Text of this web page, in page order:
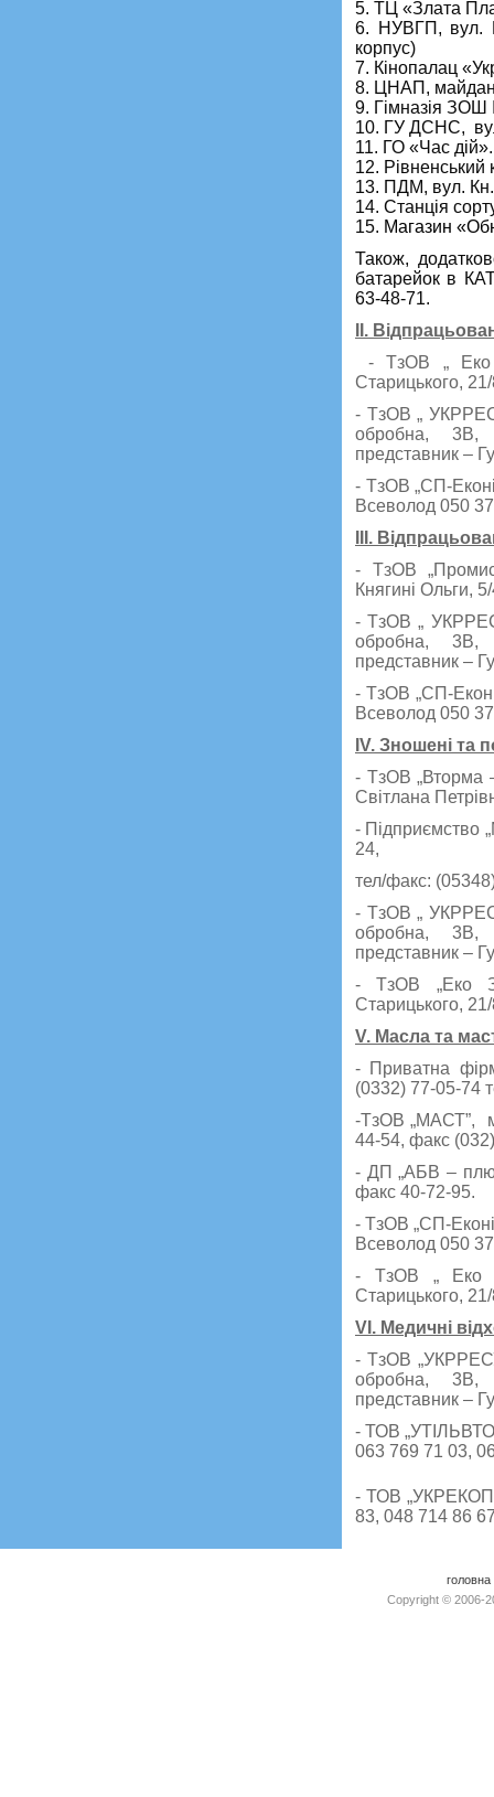
5. ТЦ «Злата
6. НУВГП, вул.
корпус)
7. Кінопалац
8. ЦНАП, майдан
9. Гімназія ЗОШ
10. ГУ ДСНС,
11. ГО «Час
12.
13. ПДМ, вул.
14. Станція
15. Магазин
Також,
бата­ре­йок в
63-48-71.
ІІ.
- ТзОВ „ Еко
Старицького,
- ТзОВ „
обробна, 3В,
представник –
- ТзОВ „СП-
Всеволод 050
ІІІ.
- ТзОВ
Княгині Ольги,
- ТзОВ „
обробна, 3В,
представник –
- ТзОВ „СП-
Всеволод 050
IV. Зношені та
- ТзОВ „Вторма
Світлана
- Підприємство
24,
тел/факс:
- ТзОВ „
обробна, 3В,
представник –
- ТзОВ „Еко
Старицького,
V. Масла та
- Приватна
(0332) 77-05-74
-ТзОВ „МАСТ”,
44-54, факс
- ДП „АБВ –
факс 40-72-95.
- ТзОВ „СП-
Всеволод 050
- ТзОВ „ Еко
Старицького,
VI. Медичні
- ТзОВ
обробна, 3В,
представник –
- ТОВ
063 769 71 03,
- ТОВ
83, 048 714 86
головна
Copyright © 2006-